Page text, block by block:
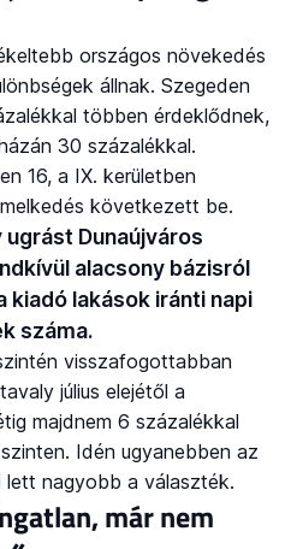
országos növekedés
állnak. Szegeden
többen érdeklődnek,
30 százalékkal.
16, a IX. kerületben
következett be.
Dunaújváros
alacsony bázisról
kiadó lakások iránti napi
száma.
visszafogottabban
július elejétől a
majdnem 6 százalékkal
Idén ugyanebben az
nagyobb a választék.
már nem